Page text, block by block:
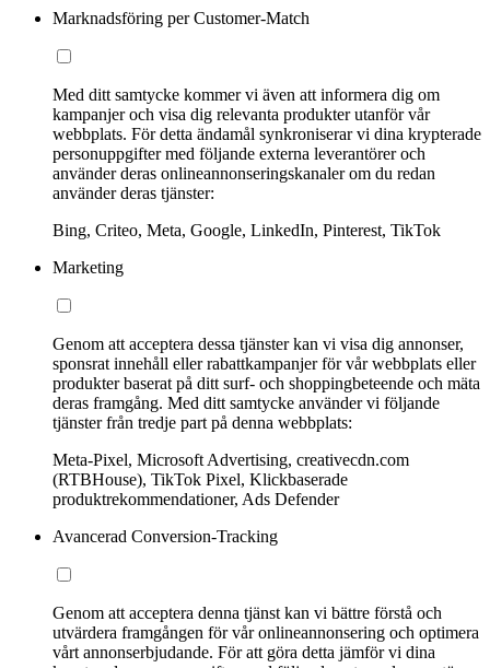
Marknadsföring per Customer-Match
Med ditt samtycke kommer vi även att informera dig om
kampanjer och visa dig relevanta produkter utanför vår
webbplats. För detta ändamål synkroniserar vi dina krypterade
personuppgifter med följande externa leverantörer och
använder deras onlineannonseringskanaler om du redan
använder deras tjänster:
Bing, Criteo, Meta, Google, LinkedIn, Pinterest, TikTok
Marketing
Genom att acceptera dessa tjänster kan vi visa dig annonser,
sponsrat innehåll eller rabattkampanjer för vår webbplats eller
produkter baserat på ditt surf- och shoppingbeteende och mäta
deras framgång. Med ditt samtycke använder vi följande
tjänster från tredje part på denna webbplats:
Meta-Pixel, Microsoft Advertising, creativecdn.com
(RTBHouse), TikTok Pixel, Klickbaserade
produktrekommendationer, Ads Defender
Avancerad Conversion-Tracking
Genom att acceptera denna tjänst kan vi bättre förstå och
utvärdera framgången för vår onlineannonsering och optimera
vårt annonserbjudande. För att göra detta jämför vi dina